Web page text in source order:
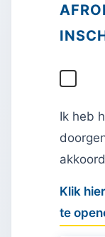
Ik heb
Klik
te